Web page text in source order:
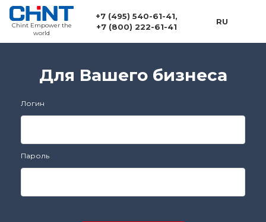
Chint Empower the
world
+7 (495) 540-61-41,
+7 (800) 222-61-41
RU
Для Вашего бизнеса
Логин
Пароль